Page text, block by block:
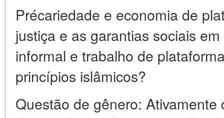
Précariedade e economia de
justiça e as garantias sociais
informal e trabalho de
princípios islâmicos?
Questão de gênero: